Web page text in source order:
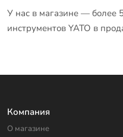
У нас в магазине — более
инструментов YATO в
Компания
О магазине